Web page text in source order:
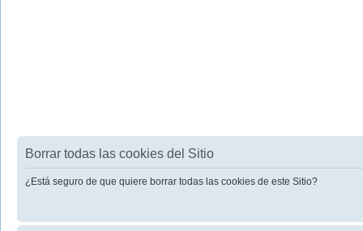
Borrar todas las cookies del Sitio
¿Está seguro de que quiere borrar todas las cookies de este Sitio?